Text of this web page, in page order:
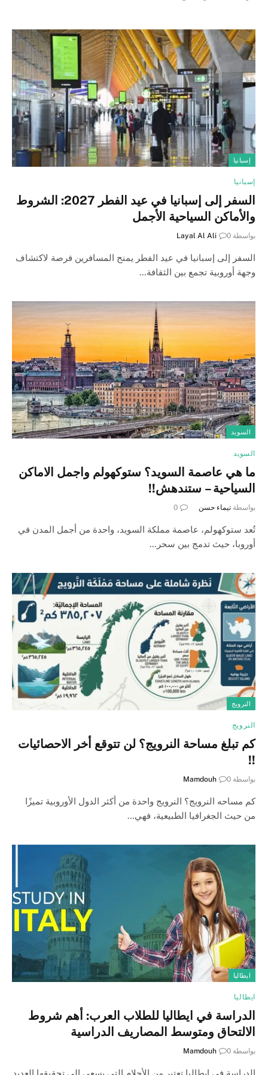
إسبانيا
إسبانيا
السفر إلى إسبانيا في عيد الفطر 2027: الشروط
والأماكن السياحية الأجمل
بواسطة Layal Al Ali 0
السفر إلى إسبانيا في عيد الفطر يمنح المسافرين فرصة لاكتشاف
وجهة أوروبية تجمع بين الثقافة…
السويد
السويد
ما هي عاصمة السويد؟ ستوكهولم واجمل الاماكن
السياحية – ستندهش!!
بواسطة تيماء حسن 0
تُعد ستوكهولم، عاصمة مملكة السويد، واحدة من أجمل المدن في
أوروبا، حيث تدمج بين سحر…
النرويج
النرويج
كم تبلغ مساحة النرويج؟ لن تتوقع أخر الاحصائيات
!!
بواسطة Mamdouh 0
كم مساحه النرويج؟ النرويج واحدة من أكثر الدول الأوروبية تميزًا
من حيث الجغرافيا الطبيعية، فهي…
ايطاليا
ايطاليا
الدراسة في ايطاليا للطلاب العرب: أهم شروط
الالتحاق ومتوسط المصاريف الدراسية
بواسطة Mamdouh 0
الدراسة في ايطاليا تعتبر من الأحلام التي يسعى إلى تحقيقها العديد